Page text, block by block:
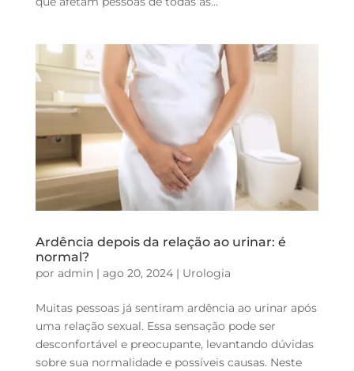
Ardência depois da relação ao urinar: é
normal?
por admin| ago 20, 2024| Urologia
Muitas pessoas já sentiram ardência ao urinar após
uma relação sexual. Essa sensação pode ser
desconfortável e preocupante, levantando dúvidas
sobre sua normalidade e possíveis causas. Neste